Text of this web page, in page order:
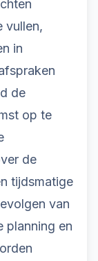
vullen,
in
de
op te
de
tijdsmatige
van
planning en